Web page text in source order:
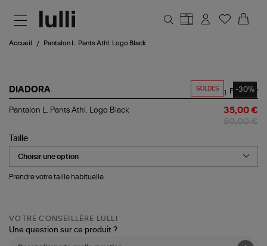
Accueil Pantalon L. Pants Athl. Logo Black
SOLDES -30%
DIADORA
Pantalon
Athl.
Logo
Black
Partager
Pantalon L. Pants Athl. Logo Black 35,00 €
Taille
Prendre votre taille habituelle.
VOTRE CONSEILLÈRE LULLI
Une question sur ce produit ?